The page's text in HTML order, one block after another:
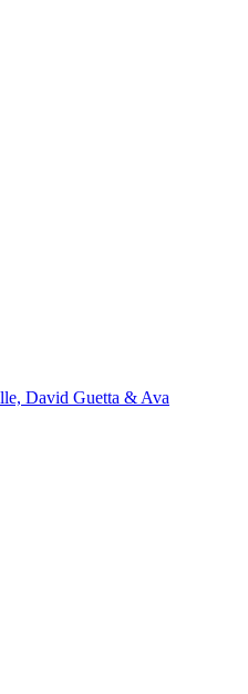
David Guetta & Ava